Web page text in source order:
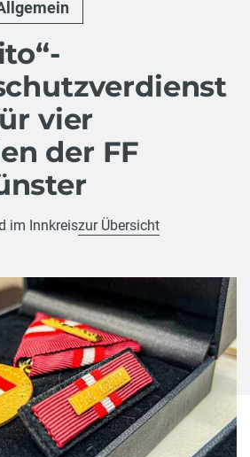
vier
der FF
im Innkreiszur Übersicht